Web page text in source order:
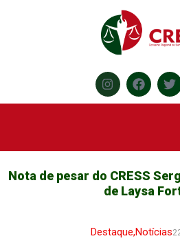
Nota de pesar do CRESS
de Laysa
Destaque,Notícias